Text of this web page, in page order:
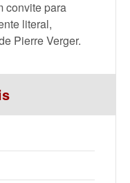
convite para
literal,
Pierre Verger.